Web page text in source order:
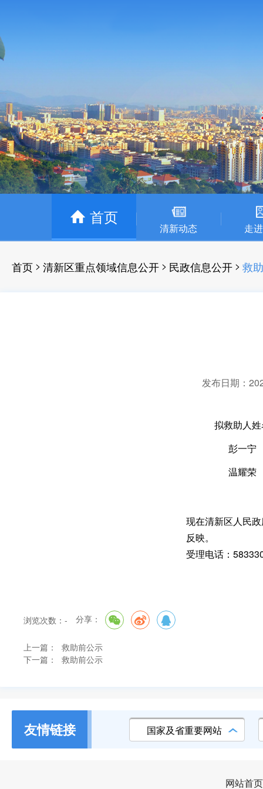
首页
清新动态 走
首页 > 清新区重点领域信息公开 > 民政信息公开 > 救
发布日期：
拟救助人
彭一宁
温耀荣
现在清新区人民
反映。
受理电话：
浏览次数： - 分享：
上一篇：
救助前公示
下一篇：
救助前公示
友情链接 国家及省重要网站
网站首页